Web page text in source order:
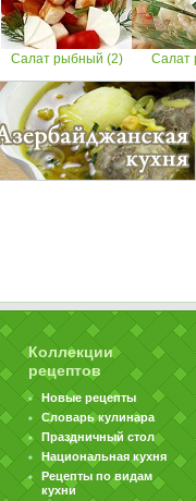
Салат рыбный (2) Салат
Коллекции
рецептов
Новые рецепты
Словарь кулинара
Праздничный стол
Национальная кухня
Рецепты по видам
кухни